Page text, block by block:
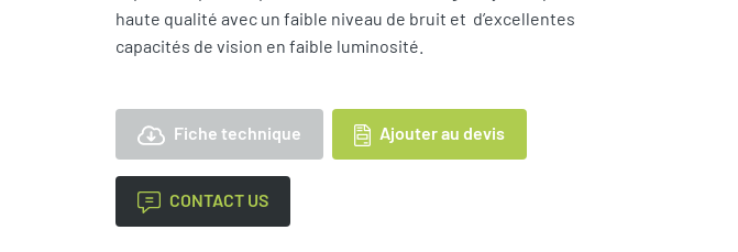
haute qualité avec un faible niveau de bruit et d’excellentes
capacités de vision en faible luminosité.
Fiche technique Ajouter au devis
CONTACT US